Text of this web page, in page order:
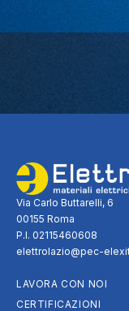
Via Carlo Buttarelli, 6
00155 Roma
P.I. 02115460608
elettrolazio@pec-
LAVORA CON NOI
CERTIFICAZIONI